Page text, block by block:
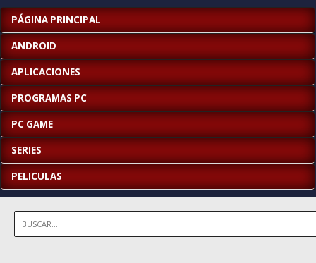
PÁGINA PRINCIPAL
ANDROID
APLICACIONES
PROGRAMAS PC
PC GAME
SERIES
PELICULAS